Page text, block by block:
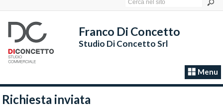
Franco Di Concetto
Studio Di Concetto Srl
Menu
Richiesta inviata